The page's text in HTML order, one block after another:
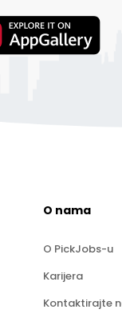
O nama
O PickJobs-u
Karijera
Kontaktirajte